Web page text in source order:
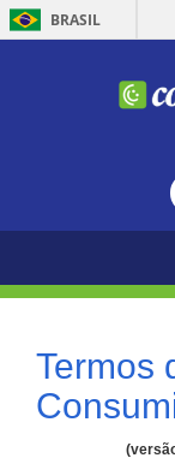
BRASIL
Termos